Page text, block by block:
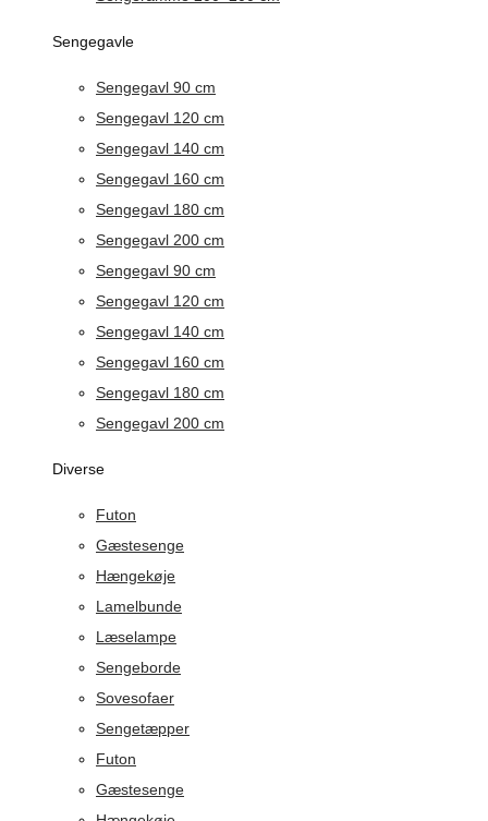
Sengegavle
Sengegavl 90 cm
Sengegavl 120 cm
Sengegavl 140 cm
Sengegavl 160 cm
Sengegavl 180 cm
Sengegavl 200 cm
Sengegavl 90 cm
Sengegavl 120 cm
Sengegavl 140 cm
Sengegavl 160 cm
Sengegavl 180 cm
Sengegavl 200 cm
Diverse
Futon
Gæstesenge
Hængekøje
Lamelbunde
Læselampe
Sengeborde
Sovesofaer
Sengetæpper
Futon
Gæstesenge